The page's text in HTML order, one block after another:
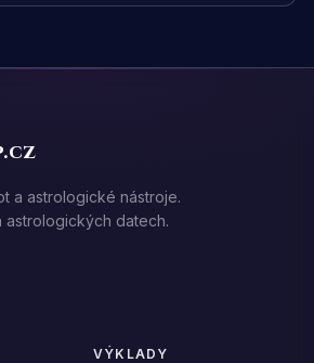
a astrologické nástroje.
astrologických datech.
VÝKLADY